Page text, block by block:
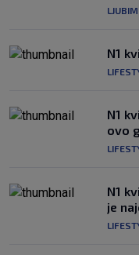
N1
N1
ovo
N1
je